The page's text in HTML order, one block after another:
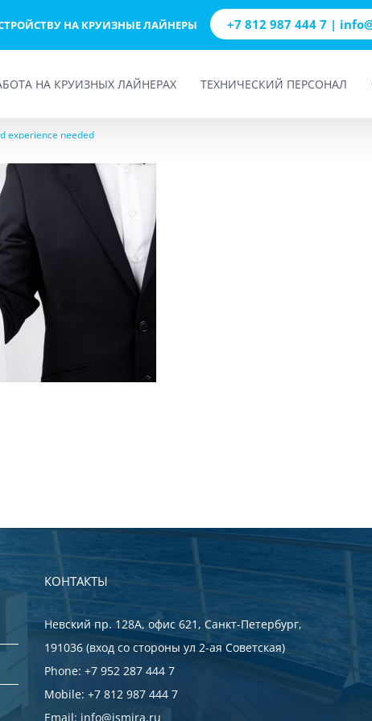
НА КРУИЗНЫЕ ЛАЙНЕРЫ +7 812 987 444 7 |
НА КРУИЗНЫХ ЛАЙНЕРАХ ТЕХНИЧЕСКИЙ ПЕРСОНАЛ
experience needed
КОНТАКТЫ
Невский пр. 128А, офис 621, Санкт-Петербург,
191036 (вход со стороны ул 2-ая Советская)
Phone: +7 952 287 444 7
Mobile: +7 812 987 444 7
Email: info@ismira.ru